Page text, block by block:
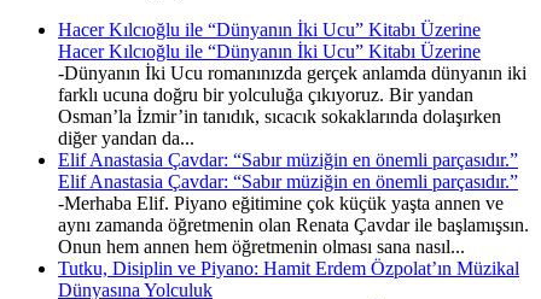
Hacer Kılcıoğlu ile “Dünyanın İki Ucu” Kitabı Üzerine
Hacer Kılcıoğlu ile “Dünyanın İki Ucu” Kitabı Üzerine
-Dünyanın İki Ucu romanınızda gerçek anlamda dünyanın iki
farklı ucuna doğru bir yolculuğa çıkıyoruz. Bir yandan
Osman’la İzmir’in tanıdık, sıcacık sokaklarında dolaşırken
diğer yandan da...
Elif Anastasia Çavdar: “Sabır müziğin en önemli parçasıdır.”
Elif Anastasia Çavdar: “Sabır müziğin en önemli parçasıdır.”
-Merhaba Elif. Piyano eğitimine çok küçük yaşta annen ve
aynı zamanda öğretmenin olan Renata Çavdar ile başlamışsın.
Onun hem annen hem öğretmenin olması sana nasıl...
Tutku, Disiplin ve Piyano: Hamit Erdem Özpolat’ın Müzikal
Dünyasına Yolculuk